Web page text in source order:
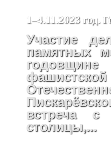
1–4.11.2023 год.
Участие
памятных
встреча
столицы,...